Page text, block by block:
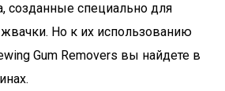
созданные специально для
Но к их использованию
Gum Removers вы найдете в